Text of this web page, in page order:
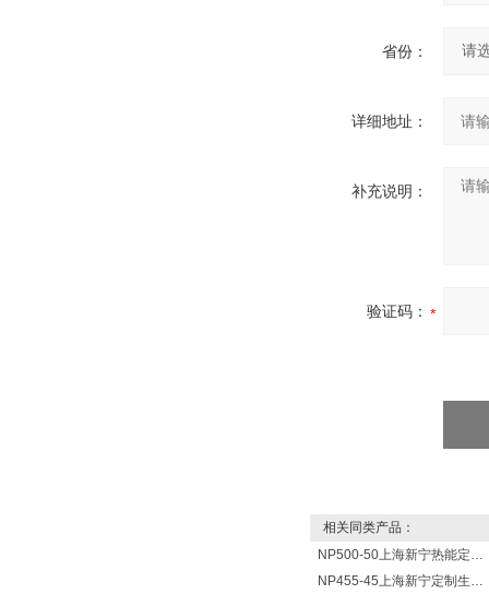
省份：
详细地址：
补充说明：
验证码：
相关同类产品：
NP500-50上海新宁热能定制各式不锈钢水箱容器
NP455-45上海新宁定制生产各式不锈钢容器